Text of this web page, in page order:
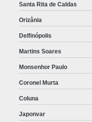
Santa Rita de Caldas
Orizânia
Delfinópolis
Martins Soares
Monsenhor Paulo
Coronel Murta
Coluna
Japonvar